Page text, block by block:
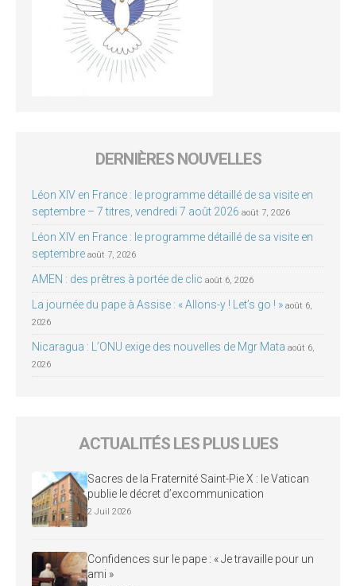
DERNIÈRES NOUVELLES
Léon XIV en France : le programme détaillé de sa visite en
septembre – 7 titres, vendredi 7 août 2026 août 7, 2026
Léon XIV en France : le programme détaillé de sa visite en
septembre août 7, 2026
AMEN : des prêtres à portée de clic août 6, 2026
La journée du pape à Assise : « Allons-y ! Let’s go ! » août 6,
2026
Nicaragua : L’ONU exige des nouvelles de Mgr Mata août 6,
2026
ACTUALITÉS LES PLUS LUES
Sacres de la Fraternité Saint-Pie X : le Vatican
publie le décret d’excommunication
2 Juil 2026
Confidences sur le pape : « Je travaille pour un
ami »